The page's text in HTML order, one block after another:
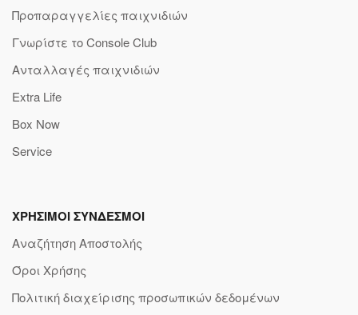
Προπαραγγελίες παιχνιδιών
Γνωρίστε το Console Club
Ανταλλαγές παιχνιδιών
Extra Life
Box Now
Service
ΧΡΗΣΙΜΟΙ ΣΥΝΔΕΣΜΟΙ
Αναζήτηση Αποστολής
Όροι Χρήσης
Πολιτική διαχείρισης προσωπικών δεδομένων